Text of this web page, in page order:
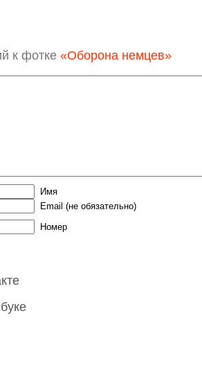
к фотке «Оборона немцев»
Имя
Email (не обязательно)
Номер